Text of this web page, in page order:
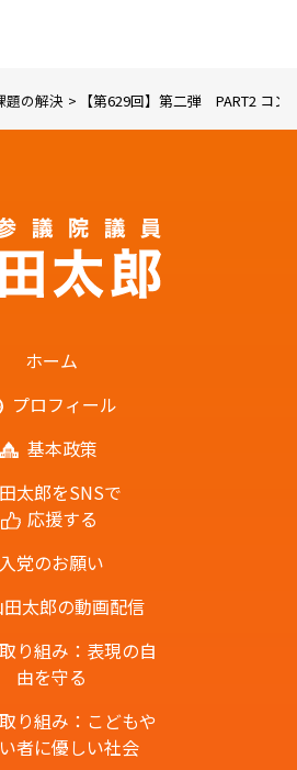
題の解決 【第629回】第二弾 PART2 コ
ホーム
プロフィール
基本政策
太郎をSNSで
応援する
入党のお願い
田太郎の動画配信
り組み：表現の自
由を守る
り組み：こどもや
者に優しい社会